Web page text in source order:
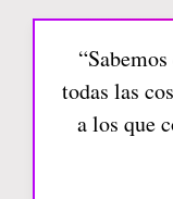
todas las
a los que